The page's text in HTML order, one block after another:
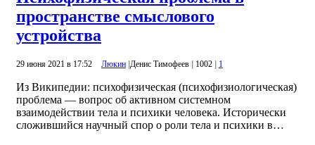
пространстве смыслового
устройства
29 июня 2021 в 17:52 Люкин Денис Тимофеев 1002 1
Из Википедии: психофизическая (психофизиологическая)
проблема — вопрос об активном системном
взаимодействии тела и психики человека. Исторически
сложившийся научный спор о роли тела и психики в…